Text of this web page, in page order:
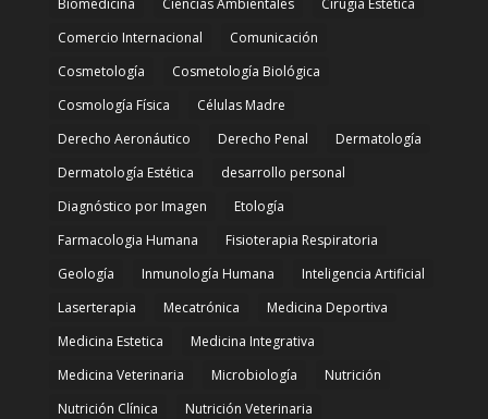
Biomedicina
Ciencias Ambientales
Cirugía Estética
Comercio Internacional
Comunicación
Cosmetología
Cosmetología Biológica
Cosmología Física
Células Madre
Derecho Aeronáutico
Derecho Penal
Dermatología
Dermatología Estética
desarrollo personal
Diagnóstico por Imagen
Etología
Farmacologia Humana
Fisioterapia Respiratoria
Geología
Inmunología Humana
Inteligencia Artificial
Laserterapia
Mecatrónica
Medicina Deportiva
Medicina Estetica
Medicina Integrativa
Medicina Veterinaria
Microbiología
Nutrición
Nutrición Clínica
Nutrición Veterinaria